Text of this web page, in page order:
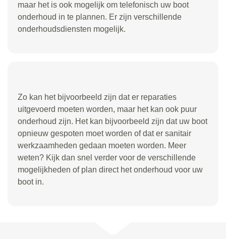
maar het is ook mogelijk om telefonisch uw boot
onderhoud in te plannen. Er zijn verschillende
onderhoudsdiensten mogelijk.
Zo kan het bijvoorbeeld zijn dat er reparaties
uitgevoerd moeten worden, maar het kan ook puur
onderhoud zijn. Het kan bijvoorbeeld zijn dat uw boot
opnieuw gespoten moet worden of dat er sanitair
werkzaamheden gedaan moeten worden. Meer
weten? Kijk dan snel verder voor de verschillende
mogelijkheden of plan direct het onderhoud voor uw
boot in.